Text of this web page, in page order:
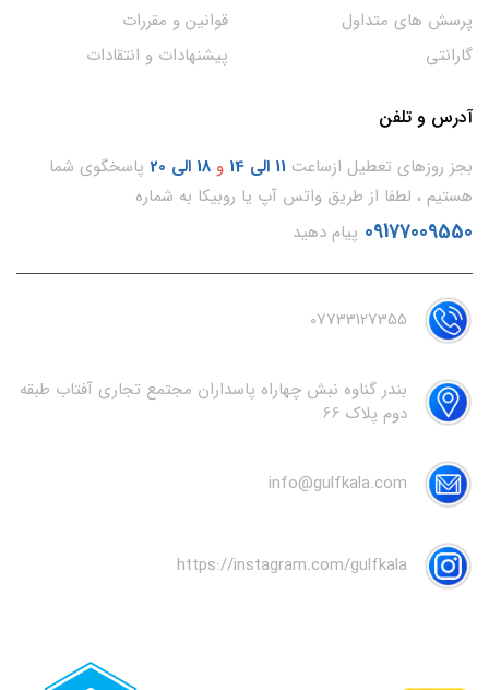
پرسش های متداول
گارانتی
قوانین و مقررات
پیشنهادات و انتقادات
آدرس و تلفن
بجز روزهای تعطیل ازساعت 11 الی 14 و 18 الی 20
پاسخگوی شما
هستیم ، لطفا از طریق واتس آپ یا روبیکا به شماره
09177009550 پیام دهید
07733127355
بندر گناوه نبش چهاراه پاسداران مجتمع تجاری آفتاب طبقه
دوم پلاک 66
info@gulfkala.com
https://instagram.com/gulfkala